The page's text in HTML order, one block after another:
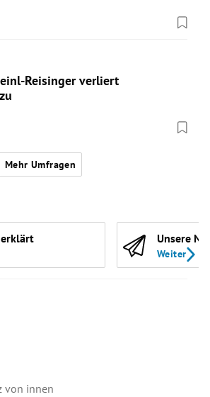
Reisinger verliert
Mehr Umfragen
Unsere
Weiter
von innen